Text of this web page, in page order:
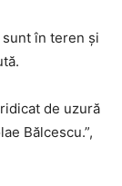
în teren și
de uzură
Bălcescu.”,